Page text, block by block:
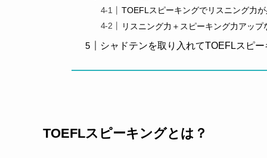
TOEFLスピーキングでリスニング力
リスニング力＋スピーキング力アッ
シャドテンを取り入れてTOEFLスピ
TOEFLスピーキングとは？